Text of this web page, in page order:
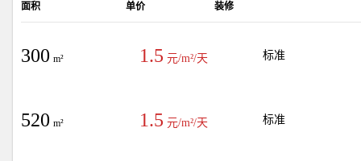
面积 单价 装修
300 m² 1.5 元/m²/天 标准
520 m² 1.5 元/m²/天 标准